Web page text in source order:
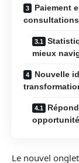
Paiement
consultations
mieux
Nouvelle
Le nouvel